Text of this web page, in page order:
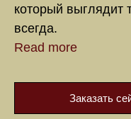
который выглядит
всегда.
Read more
Заказать